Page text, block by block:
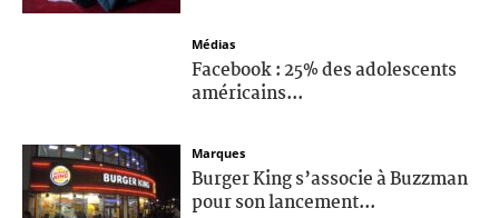
Médias
Facebook : 25% des adolescents
américains...
Marques
Burger King s’associe à Buzzman
pour son lancement...